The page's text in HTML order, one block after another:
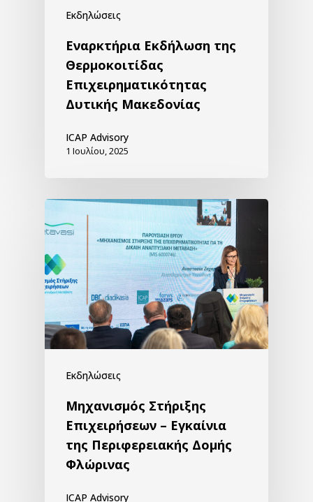
Εκδηλώσεις
Εναρκτήρια Εκδήλωση της
Θερμοκοιτίδας
Επιχειρηματικότητας
Δυτικής Μακεδονίας
ICAP Advisory
1 Ιουλίου, 2025
Εκδηλώσεις
Μηχανισμός Στήριξης
Επιχειρήσεων – Εγκαίνια
της Περιφερειακής Δομής
Φλώρινας
ICAP Advisory